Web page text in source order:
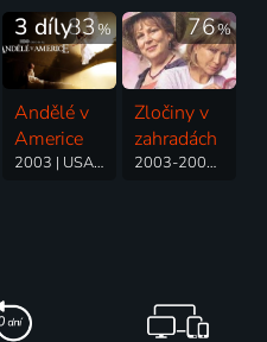
83%
3 díly
Andělé v
Americe
2003 | USA, Itálie | Thriller, Drama, Fantasy, Mysteriózní, Romantický
76%
Zločiny v
zahradách
2003-2004 | Velká Británie | Krimi, Drama, Mysteriózní